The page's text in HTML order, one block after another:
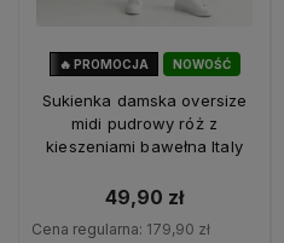
NOWOŚĆ
🔥 PROMOCJA
Sukienka damska oversize
midi pudrowy róż z
kieszeniami bawełna Italy
49,90 zł
Cena regularna: 179,90 zł